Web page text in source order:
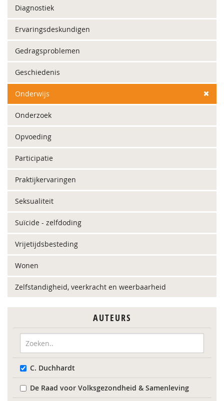
Diagnostiek
Ervaringsdeskundigen
Gedragsproblemen
Geschiedenis
Onderwijs
Onderzoek
Opvoeding
Participatie
Praktijkervaringen
Seksualiteit
Suïcide - zelfdoding
Vrijetijdsbesteding
Wonen
Zelfstandigheid, veerkracht en weerbaarheid
AUTEURS
C. Duchhardt
De Raad voor Volksgezondheid & Samenleving